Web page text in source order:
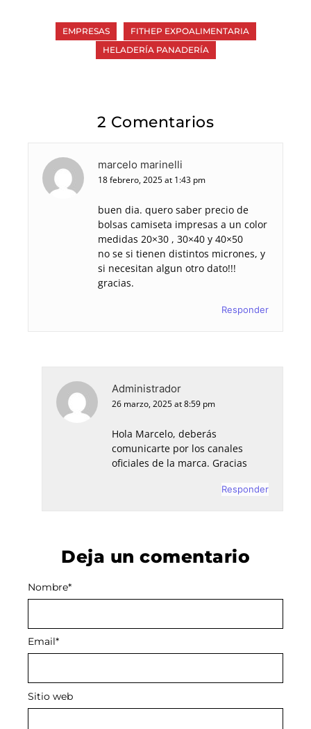
EMPRESAS
FITHEP EXPOALIMENTARIA
HELADERÍA PANADERÍA
2 Comentarios
marcelo marinelli
18 febrero, 2025 at 1:43 pm
buen dia. quero saber precio de
bolsas camiseta impresas a un color
medidas 20×30 , 30×40 y 40×50
no se si tienen distintos micrones, y
si necesitan algun otro dato!!!
gracias.
Responder
Administrador
26 marzo, 2025 at 8:59 pm
Hola Marcelo, deberás
comunicarte por los canales
oficiales de la marca. Gracias
Responder
Deja un comentario
Nombre*
Email*
Sitio web
Alternative: